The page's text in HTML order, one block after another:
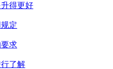
得更好
定
求
了解